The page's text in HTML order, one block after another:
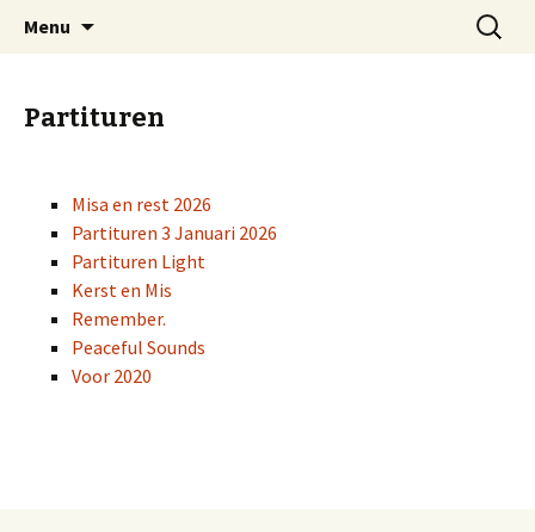
Kantilene Koor Aalst
Menu
Zoeken
naar:
Partituren
Misa en rest 2026
Partituren 3 Januari 2026
Partituren Light
Kerst en Mis
Remember.
Peaceful Sounds
Voor 2020